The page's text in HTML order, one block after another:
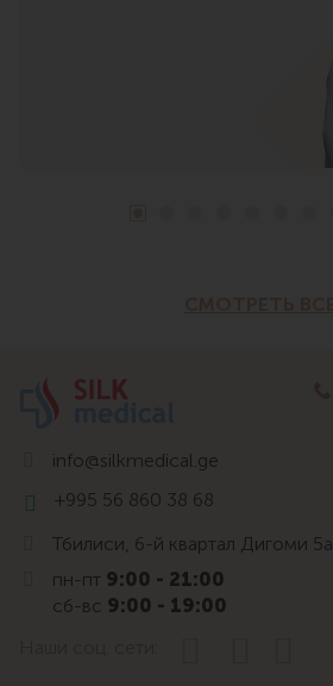
info@silkmedical.ge
+995 56 860 38 68
Тбилиси, 6-й квартал Дигоми 5а
пн-пт 9:00 - 21:00
сб-вс 9:00 - 19:00